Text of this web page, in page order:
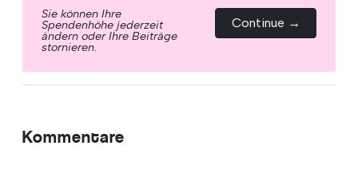
Sie können Ihre
Spendenhöhe jederzeit
ändern oder Ihre Beiträge
stornieren.
Continue →
Kommentare